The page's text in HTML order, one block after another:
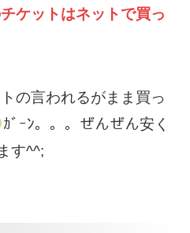
ケットはネットで買っ
の言われるがまま買っ
ｶﾞｰﾝ。。。ぜんぜん安く
す^^;